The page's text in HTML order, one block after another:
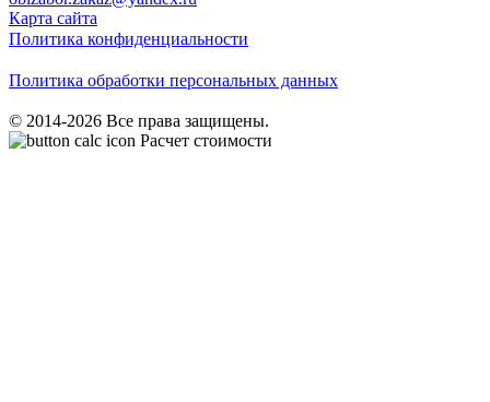
Карта сайта
Политика конфиденциальности
Политика обработки персональных данных
© 2014-2026 Все права защищены.
Расчет стоимости